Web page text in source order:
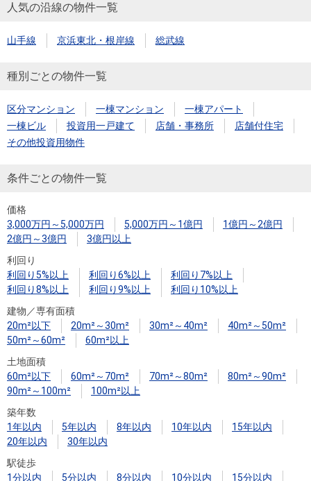
購入向け
サービス
ンシミュ
住まいと
暮らしの
税金の本
ック）
購入ガイ
ド
住まいと
暮らしの
税金の本
（電子ブ
ック）
売却ガイ
ド
人気の沿線の物件一覧
山手線 京浜東北・根岸線 総武線
種別ごとの物件一覧
区分マンション 一棟マンション
一棟アパート
一棟ビル
投資用一戸建て 店舗・事務所
店舗付住宅
その他投資用物件
条件ごとの物件一覧
価格
3,000万円～5,000万円
5,000万円～1億円
1億円～2億円
2億円～3億円
3億円以上
利回り
利回り5%以上
利回り6%以上
利回り7%以上
利回り8%以上
利回り9%以上
利回り10%以上
建物／専有面積
20m²以下
20m²～30m² 30m²～40m²
40m²～50m²
50m²～60m²
60m²以上
土地面積
60m²以下
60m²～70m² 70m²～80m²
80m²～90m²
90m²～100m²
100m²以上
築年数
1年以内
5年以内 8年以内 10年以内
15年以内
20年以内
30年以内
駅徒歩
1分以内
5分以内 8分以内 10分以内
15分以内